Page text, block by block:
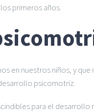
primeros años.
en nuestros niños, y
psicomotriz.
para el